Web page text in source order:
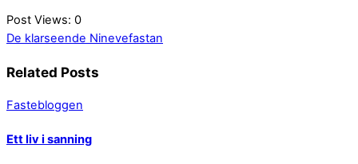
Post Views: 0
De klarseende Ninevefastan
Related Posts
Fastebloggen
Ett liv i sanning